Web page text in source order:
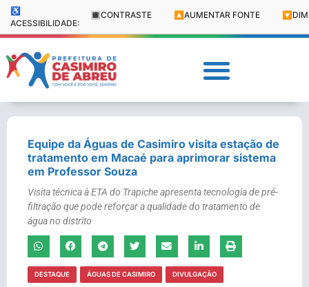
♿
ACESSIBILIDADE:
🔳 CONTRASTE 🔼 AUMENTAR FONTE 🔽
Equipe da Águas de Casimiro visita estação de
tratamento em Macaé para aprimorar sistema
em Professor Souza
Visita técnica à ETA do Trapiche apresenta tecnologia de pré-
filtração que pode reforçar a qualidade do tratamento de
água no distrito
DESTAQUE ÁGUAS DE CASIMIRO DIVULGAÇÃO